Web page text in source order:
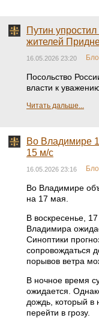
Путин
жителей
16.05.2026 23:20
Посольство
власти к
Читать дальше...
Во Владимире
15 м/с
16.05.2026 23:16
Во Владимире
на 17 мая.
В воскресенье,
Владимира
Синоптики
сопровождаться
порывов ветра
В ночное время
ожидается.
дождь, который в
перейти в грозу.